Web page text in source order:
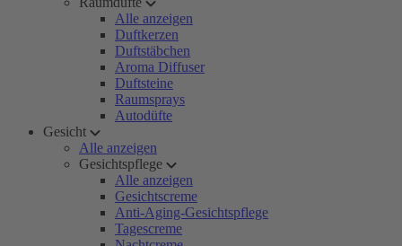
Alle anzeigen
Duftkerzen
Duftstäbchen
Aroma Diffuser
Duftsteine
Raumsprays
Autodüfte
Gesicht
Alle anzeigen
Gesichtspflege
Alle anzeigen
Gesichtscreme
Anti-Aging-Gesichtspflege
Tagescreme